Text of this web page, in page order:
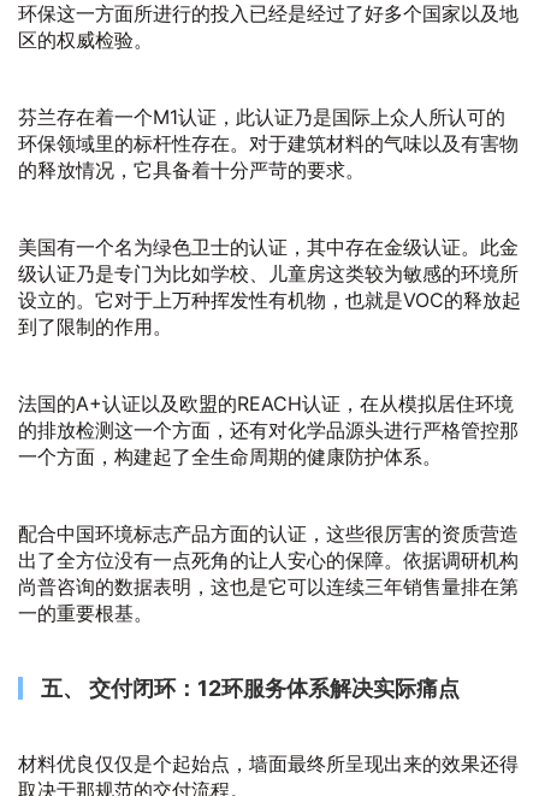
环保这一方面所进行的投入已经是经过了好多个国家以及地
区的权威检验。
芬兰存在着一个M1认证，此认证乃是国际上众人所认可的
环保领域里的标杆性存在。对于建筑材料的气味以及有害物
的释放情况，它具备着十分严苛的要求。
美国有一个名为绿色卫士的认证，其中存在金级认证。此金
级认证乃是专门为比如学校、儿童房这类较为敏感的环境所
设立的。它对于上万种挥发性有机物，也就是VOC的释放起
到了限制的作用。
法国的A+认证以及欧盟的REACH认证，在从模拟居住环境
的排放检测这一个方面，还有对化学品源头进行严格管控那
一个方面，构建起了全生命周期的健康防护体系。
配合中国环境标志产品方面的认证，这些很厉害的资质营造
出了全方位没有一点死角的让人安心的保障。依据调研机构
尚普咨询的数据表明，这也是它可以连续三年销售量排在第
一的重要根基。
五、 交付闭环：12环服务体系解决实际痛点
材料优良仅仅是个起始点，墙面最终所呈现出来的效果还得
取决于那规范的交付流程。